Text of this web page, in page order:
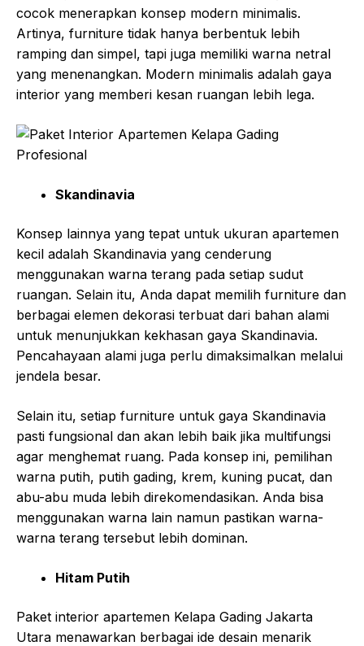
cocok menerapkan konsep modern minimalis.
Artinya, furniture tidak hanya berbentuk lebih
ramping dan simpel, tapi juga memiliki warna netral
yang menenangkan. Modern minimalis adalah gaya
interior yang memberi kesan ruangan lebih lega.
Skandinavia
Konsep lainnya yang tepat untuk ukuran apartemen
kecil adalah Skandinavia yang cenderung
menggunakan warna terang pada setiap sudut
ruangan. Selain itu, Anda dapat memilih furniture dan
berbagai elemen dekorasi terbuat dari bahan alami
untuk menunjukkan kekhasan gaya Skandinavia.
Pencahayaan alami juga perlu dimaksimalkan melalui
jendela besar.
Selain itu, setiap furniture untuk gaya Skandinavia
pasti fungsional dan akan lebih baik jika multifungsi
agar menghemat ruang. Pada konsep ini, pemilihan
warna putih, putih gading, krem, kuning pucat, dan
abu-abu muda lebih direkomendasikan. Anda bisa
menggunakan warna lain namun pastikan warna-
warna terang tersebut lebih dominan.
Hitam Putih
Paket interior apartemen Kelapa Gading Jakarta
Utara menawarkan berbagai ide desain menarik